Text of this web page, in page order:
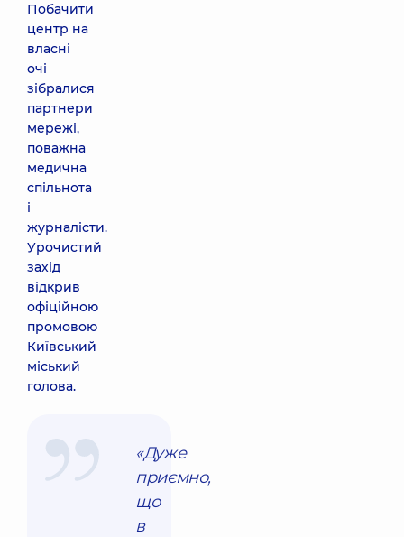
Побачити
центр на
власні
очі
зібралися
партнери
мережі,
поважна
медична
спільнота
і
журналісти.
Урочистий
захід
відкрив
офіційною
промовою
Київський
міський
голова.
«Дуже
приємно,
що
в